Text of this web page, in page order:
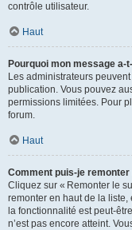
contrôle utilisateur.
Haut
Pourquoi mon message a-
Les administrateurs
publication. Vous pouvez
permissions limitées. Pour
forum.
Haut
Comment puis-je remonter
Cliquez sur « Remonter le
remonter en haut de la
la fonctionnalité est peut-
n’est pas encore atteint.